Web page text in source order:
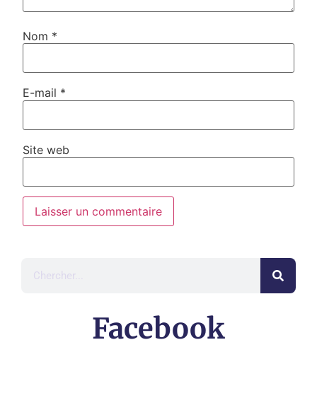
Nom *
E-mail *
Site web
Facebook